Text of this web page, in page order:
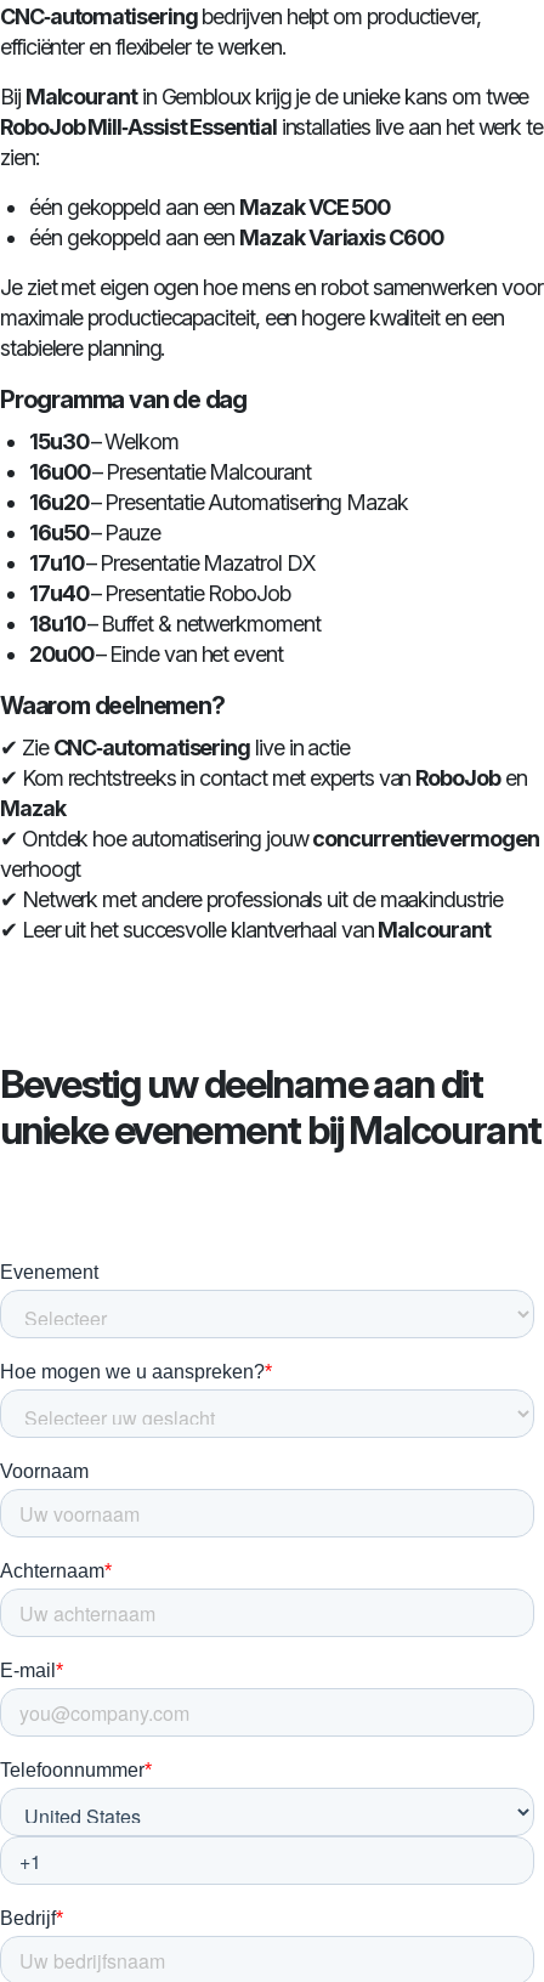
CNC‑automatiseringbedrijven helpt om productiever,
efficiënter en flexibeler te werken.
Bij Malcourantin Gembloux krijg je de unieke kans om twee
RoboJob Mill‑Assist Essentialinstallaties live aan het werk te
zien:
één gekoppeld aan een Mazak VCE 500
één gekoppeld aan een Mazak Variaxis C600
Je ziet met eigen ogen hoe mens en robot samenwerken voor
maximale productiecapaciteit, een hogere kwaliteit en een
stabielere planning.
Programma van de dag
15u30– Welkom
16u00– Presentatie Malcourant
16u20– Presentatie Automatisering Mazak
16u50– Pauze
17u10– Presentatie Mazatrol DX
17u40– Presentatie RoboJob
18u10– Buffet & netwerkmoment
20u00– Einde van het event
Waarom deelnemen?
✔ ZieCNC‑automatisering live in actie
✔ Kom rechtstreeks in contact met experts van RoboJoben
Mazak
✔ Ontdek hoe automatisering jouwconcurrentievermogen
verhoogt
✔ Netwerk met andere professionals uit de maakindustrie
✔ Leer uit het succesvolle klantverhaal vanMalcourant
Bevestig uw deelname aan dit
unieke evenement bij Malcourant